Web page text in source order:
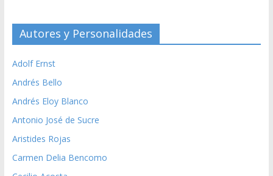
Autores y Personalidades
Adolf Ernst
Andrés Bello
Andrés Eloy Blanco
Antonio José de Sucre
Aristides Rojas
Carmen Delia Bencomo